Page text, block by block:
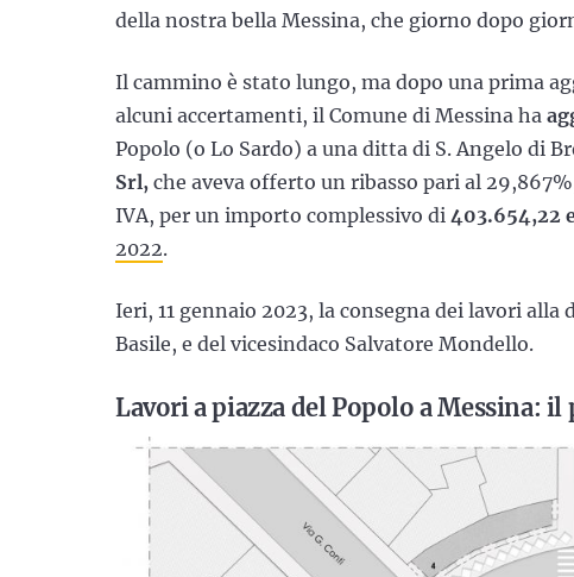
della nostra bella Messina, che giorno dopo
Il cammino è stato lungo, ma dopo una prima
alcuni accertamenti, il Comune di Messina ha
Popolo (o Lo Sardo) a una ditta di S. Angelo di
Srl, che aveva offerto un ribasso pari al
IVA, per un importo complessivo di 403.654,22
2022.
Ieri, 11 gennaio 2023, la consegna dei lavori
Basile, e del vicesindaco Salvatore Mondello.
Lavori a piazza del Popolo a Messina: il